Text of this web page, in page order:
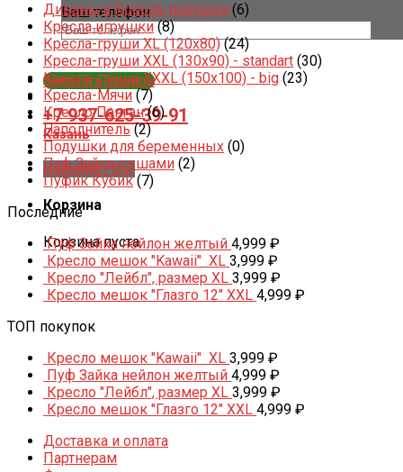
Ваш телефон
Заказать звонок
+7 937-625-39-91
Казань
Корзина /0₽
Корзина
Корзина пуста.
Диваны и Кресла-подушки (6)
Кресла игрушки (8)
Кресла-груши XL (120x80) (24)
Кресла-груши XXL (130x90) - standart (30)
Кресла-груши XXXL (150x100) - big (23)
Кресла-Мячи (7)
Кресло Панган (6)
Наполнитель (2)
Подушки для беременных (0)
Пуф Зайка с ушами (2)
Пуфик Кубик (7)
Последние
Пуф Зайка нейлон желтый 4,999 ₽
Кресло мешок "Kawaii" XL 3,999 ₽
Кресло "Лейбл", размер XL 3,999 ₽
Кресло мешок "Глазго 12" XXL 4,999 ₽
ТОП покупок
Кресло мешок "Kawaii" XL 3,999 ₽
Пуф Зайка нейлон желтый 4,999 ₽
Кресло "Лейбл", размер XL 3,999 ₽
Кресло мешок "Глазго 12" XXL 4,999 ₽
Доставка и оплата
Партнерам